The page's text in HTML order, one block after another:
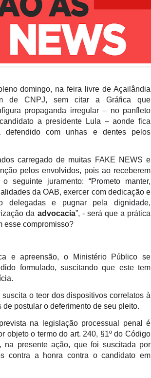
domingo, na feira livre de Açailândia
de CNPJ, sem citar a Gráfica que
propaganda irregular – no panfleto
a presidente Lula – aonde fica
com unhas e dentes pelos
carregado de muitas FAKE NEWS e
pelos envolvidos, pois ao receberem
o seguinte juramento:“Prometo manter,
da OAB, exercer com dedicação e
e pugnar pela dignidade,
da advocacia”, - será que a prática
esse compromisso?
e apreensão, o Ministério Público se
formulado, suscitando que este tem
o teor dos dispositivos correlatos à
postular o deferimento de seu pleito.
na legislação processual penal é
objeto o termo do art. 240, §1º do Código
na presente ação, que foi suscitada por
contra a honra contra o candidato em